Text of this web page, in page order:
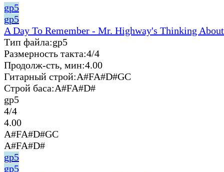
gp5
gp5
A Day To Remember - Mr. Highway's Thinking
Тип файла:gp5
Размерность такта:4/4
Продолж-сть, мин:4.00
Гитарный строй:A#FA#D#GC
Строй баса:A#FA#D#
gp5
4/4
4.00
A#FA#D#GC
A#FA#D#
gp5
gp5